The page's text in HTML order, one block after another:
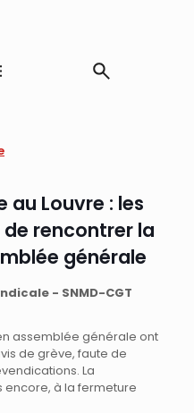
au Louvre : les
rencontrer la
générale
- SNMD-CGT
assemblée générale ont
de grève, faute de
La
encore, à la fermeture